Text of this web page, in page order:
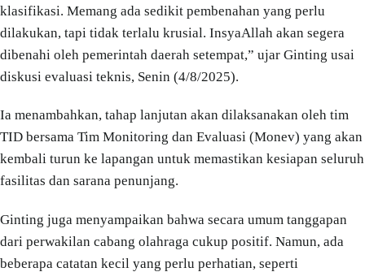
klasifikasi. Memang ada sedikit pembenahan yang perlu
dilakukan, tapi tidak terlalu krusial. InsyaAllah akan segera
dibenahi oleh pemerintah daerah setempat,” ujar Ginting usai
diskusi evaluasi teknis, Senin (4/8/2025).
Ia menambahkan, tahap lanjutan akan dilaksanakan oleh tim
TID bersama Tim Monitoring dan Evaluasi (Monev) yang akan
kembali turun ke lapangan untuk memastikan kesiapan seluruh
fasilitas dan sarana penunjang.
Ginting juga menyampaikan bahwa secara umum tanggapan
dari perwakilan cabang olahraga cukup positif. Namun, ada
beberapa catatan kecil yang perlu perhatian, seperti